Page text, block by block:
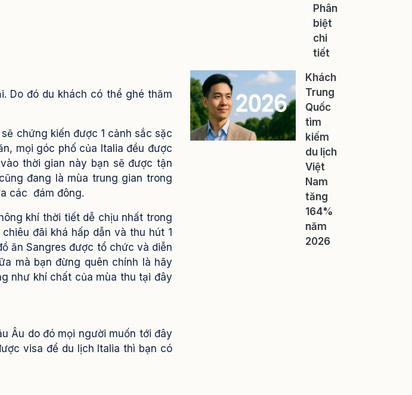
Do đó du khách có thể ghé thăm
chứng kiến được 1 cảnh sắc sặc
mọi góc phố của Italia đều được
thời gian này bạn sẽ được tận
đang là mùa trung gian trong
các đám đông.
khí thời tiết dễ chịu nhất trong
đãi khá hấp dẫn và thu hút 1
ăn Sangres được tổ chức và diễn
mà bạn đừng quên chính là hãy
như khí chất của mùa thu tại đây
Âu do đó mọi người muốn tới đây
visa để du lịch Italia thì bạn có
Phân
biệt
chi
tiết
Khách
Trung
Quốc
tìm
kiếm
du lịch
Việt
Nam
tăng
164%
năm
2026